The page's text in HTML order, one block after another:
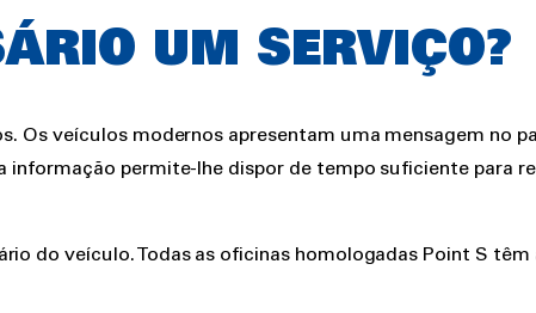
UM SERVIÇO?
Os veículos modernos apresentam uma mensagem no
permite-lhe dispor de tempo suficiente para
do veículo. Todas as oficinas homologadas Point S têm